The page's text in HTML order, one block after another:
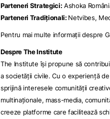
Parteneri Strategici: Ashoka
Parteneri Tradiționali: Netvibes,
Pentru mai multe informaţii despre
Despre The Institute
The Institute își propune să
a societății civile. Cu o experiență
sprijină interesele comunității
multinaționale, mass-media,
creeze platforme care facilitează